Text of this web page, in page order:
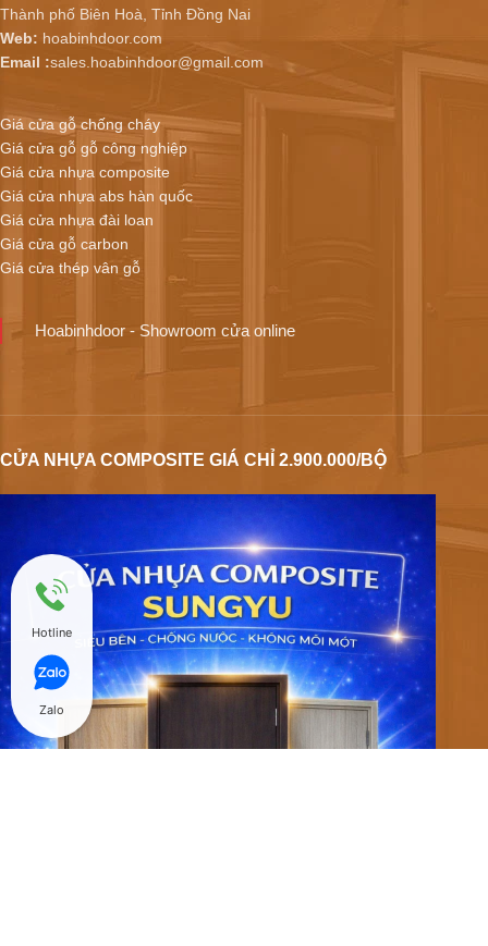
Thành phố Biên Hoà, Tỉnh Đồng Nai
Web: hoabinhdoor.com
Email :sales.hoabinhdoor@gmail.com
Giá cửa gỗ chống cháy
Giá cửa gỗ gỗ công nghiệp
Giá cửa nhựa composite
Giá cửa nhựa abs hàn quốc
Giá cửa nhựa đài loan
Giá cửa gỗ carbon
Giá cửa thép vân gỗ
Hoabinhdoor - Showroom cửa online
CỬA NHỰA COMPOSITE GIÁ CHỈ 2.900.000/BỘ
Hotline
Zalo